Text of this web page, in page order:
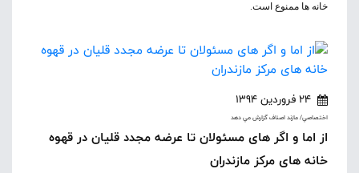
خانه ها ممنوع است.
24 فروردین 1394
اختصاصي/ مازند اصناف گزارش مي دهد
از اما و اگر های مسئولان تا عرضه مجدد قلیان در قهوه
خانه های مرکز مازندران